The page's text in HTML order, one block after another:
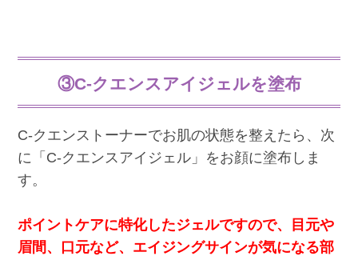
③C-クエンスアイジェルを塗布
C-クエンストーナーでお肌の状態を整えたら、次
に「C-クエンスアイジェル」をお顔に塗布しま
す。
ポイントケアに特化したジェルですので、目元や
眉間、口元など、エイジングサインが気になる部